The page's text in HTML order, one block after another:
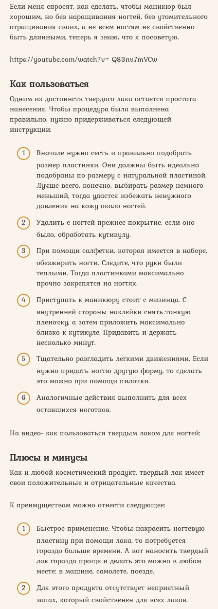
Если меня спросят, как сделать, чтобы маникюр был
хорошим, но без наращивания ногтей, без утомительного
отращивания своих, а не всем ногтям не свойственно
быть длинными, теперь я знаю, что я посоветую.
https://youtube.com/watch?v=_Q83nv7mVCw
Как пользоваться
Одним из достоинств твердого лака остается простота
нанесения. Чтобы процедура была выполнена
правильно, нужно придерживаться следующей
инструкции:
Вначале нужно сесть и правильно подобрать
размер пластинки. Они должны быть идеально
подобраны по размеру с натуральной пластиной.
Лучше всего, конечно, выбирать размер немного
меньший, тогда удастся избежать ненужного
давления на кожу около ногтей.
Удалить с ногтей прежнее покрытие, если оно
было, обработать кутикулу.
При помощи салфетки, которая имеется в наборе,
обезжирить ногти. Следите, что руки были
теплыми. Тогда пластинками максимально
прочно закрепятся на ногтях.
Приступать к маникюру стоит с мизинца. С
внутренней стороны наклейки снять тонкую
пленочку, а затем приложить максимально
близко к кутикуле. Придавить и держать
несколько минут.
Тщательно разгладить легкими движениями. Если
нужно придать ногтю другую форму, то сделать
это можно при помощи пилочки.
Аналогичные действия выполнить для всех
оставшихся ноготков.
На видео- как пользоваться твердым лаком для ногтей:
Плюсы и минусы
Как и любой косметический продукт, твердый лак имеет
свои положительные и отрицательные качества.
К преимуществам можно отнести следующее:
Быстрое применение. Чтобы накрасить ногтевую
пластину при помощи лака, то потребуется
гораздо больше времени. А вот наносить твердый
лак гораздо проще и делать это можно в любом
месте: в машине, самолете, поезде.
Для этого продукта отсутствует неприятный
запах, который свойственен для всех лаков.